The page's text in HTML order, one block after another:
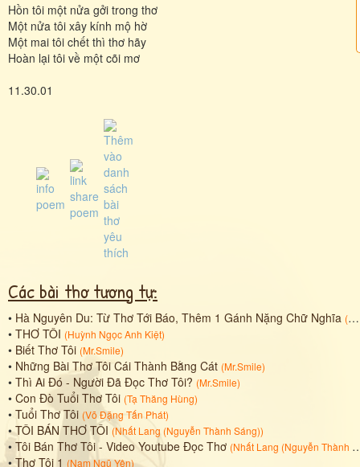
Hồn tôi một nửa gởi trong thơ
Một nửa tôi xây kính mộ hờ
Một mai tôi chết thì thơ hãy
Hoàn lại tôi về một cõi mơ
11.30.01
Các bài thơ tương tự:
• Hà Nguyên Du: Từ Thơ Tới Báo, Thêm 1 Gánh Nặng Chữ Nghĩa (
• THƠ TÔI (Huỳnh Ngọc Anh Kiệt)
• Biết Thơ Tôi (Mr.Smile)
• Những Bài Thơ Tôi Cái Thành Bằng Cát (Mr.Smile)
• Thì Ai Đó - Người Đã Đọc Thơ Tôi? (Mr.Smile)
• Con Đò Tuổi Thơ Tôi (Tạ Thăng Hùng)
• Tuổi Thơ Tôi (Võ Đặng Tấn Phát)
•TÔI BÁN THƠ TÔI (Nhất Lang (Nguyễn Thành Sáng))
• Tôi Bán Thơ Tôi - Video Youtube Đọc Thơ (Nhất Lang (Nguyễn Thành Sáng)
•Thơ Tôi 1 (Nam Ngũ Yên)